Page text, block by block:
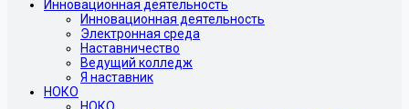
Инновационная деятельность
Инновационная деятельность
Электронная среда
Наставничество
Ведущий колледж
Я наставник
НОКО